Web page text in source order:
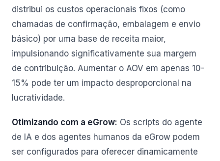
distribui os custos operacionais fixos (como
chamadas de confirmação, embalagem e envio
básico) por uma base de receita maior,
impulsionando significativamente sua margem
de contribuição. Aumentar o AOV em apenas 10-
15% pode ter um impacto desproporcional na
lucratividade.
Otimizando com a eGrow: Os scripts do agente
de IA e dos agentes humanos da eGrow podem
ser configurados para oferecer dinamicamente